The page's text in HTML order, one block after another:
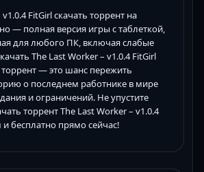
FitGirl скачать торрент на
— полная версия игры с таблеткой,
для любого ПК, включая слабые
The Last Worker – v1.0.4 FitGirl
торрент — это шанс пережить
о последнем работнике в мире
и ограничений. Не упустите
торрент The Last Worker – v1.0.4
и бесплатно прямо сейчас!